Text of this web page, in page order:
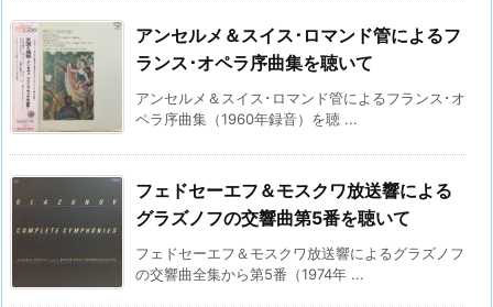
アンセルメ＆スイス･ロマンド管によるフ
ランス･オペラ序曲集を聴いて
アンセルメ＆スイス･ロマンド管によるフランス･オ
ペラ序曲集（1960年録音）を聴 ...
フェドセーエフ＆モスクワ放送響による
グラズノフの交響曲第5番を聴いて
フェドセーエフ＆モスクワ放送響によるグラズノフ
の交響曲全集から第5番（1974年 ...